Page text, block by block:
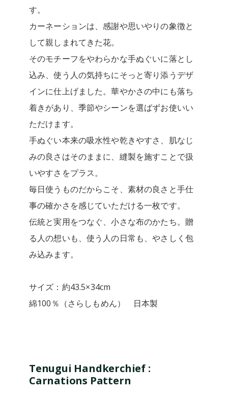
す。
カーネーションは、感謝や思いやりの象徴と
して親しまれてきた花。
そのモチーフをやわらかな手ぬぐいに落とし
込み、使う人の気持ちにそっと寄り添うデザ
インに仕上げました。華やかさの中にも落ち
着きがあり、季節やシーンを選ばずお使いい
ただけます。
手ぬぐい本来の吸水性や乾きやすさ、肌なじ
みの良さはそのままに、縫製を施すことで扱
いやすさをプラス。
毎日使うものだからこそ、素材の良さと手仕
事の確かさを感じていただける一枚です。
伝統と実用をつなぐ、小さな布のかたち。贈
る人の想いも、使う人の日常も、やさしく包
み込みます。
サイズ：約43.5×34cm
綿100％（さらしもめん） 日本製
Tenugui Handkerchief :
Carnations Pattern